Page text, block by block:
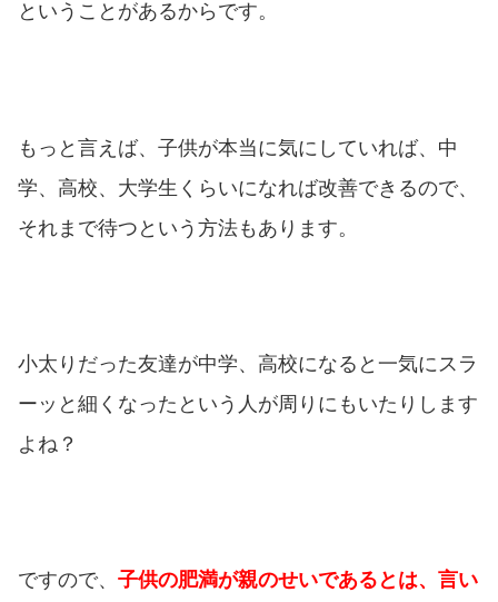
ということがあるからです。
もっと言えば、子供が本当に気にしていれば、中
学、高校、大学生くらいになれば改善できるので、
それまで待つという方法もあります。
小太りだった友達が中学、高校になると一気にスラ
ーッと細くなったという人が周りにもいたりします
よね？
ですので、 子供の肥満が親のせいであるとは、言い